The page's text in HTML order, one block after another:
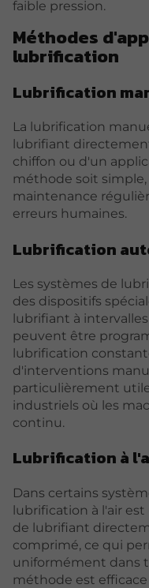
faible pression.
Méthodes
lubrification
Lubrification
La lubrification
lubrifiant
chiffon ou d'un
méthode soit
maintenance
erreurs humaines.
Lubrification
Les systèmes de
des dispositifs
lubrifiant à
peuvent être
lubrification
d'interventions
particulièrement
industriels où les
continu.
Lubrification à
Dans certains
lubrification à l'air
de lubrifiant
comprimé, ce qui
uniformément dans
méthode est